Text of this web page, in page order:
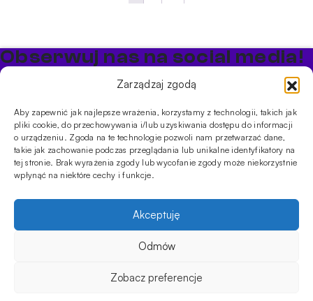
Zarządzaj zgodą
Aby zapewnić jak najlepsze wrażenia, korzystamy z technologii, takich jak
pliki cookie, do przechowywania i/lub uzyskiwania dostępu do informacji
o urządzeniu. Zgoda na te technologie pozwoli nam przetwarzać dane,
takie jak zachowanie podczas przeglądania lub unikalne identyfikatory na
tej stronie. Brak wyrażenia zgody lub wycofanie zgody może niekorzystnie
wpłynąć na niektóre cechy i funkcje.
Akceptuję
Odmów
Zobacz preferencje
Obserwuj nas na social media!
Bądź na bieżąco z promocjami i nowościami w sklepie
PRODUKTY
ShisheCybuchyTytonie Rozpalanie
INFORMACJE
prywatności
Usługi
Szkolenia